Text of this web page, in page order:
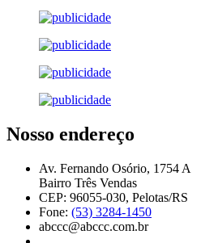
Nosso endereço
Av. Fernando Osório, 1754 A
Bairro Três Vendas
CEP: 96055-030, Pelotas/RS
Fone: (53) 3284-1450
abccc@abccc.com.br